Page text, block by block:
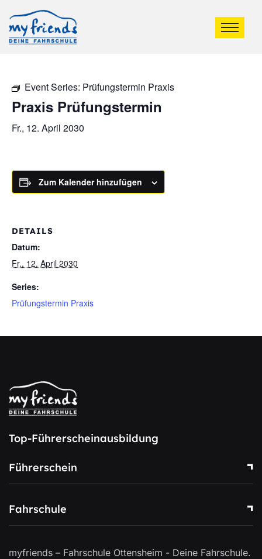
Event Series: Prüfungstermin Praxis
Praxis Prüfungstermin
Fr., 12. April 2030
Zum Kalender hinzufügen
DETAILS
Datum:
Fr., 12. April 2030
Series:
Prüfungstermin Praxis
Top-Führerscheinausbildung
Führerschein
Fahrschule
myfriends – Fahrschule Ottensheim - Deine Fahrschule.